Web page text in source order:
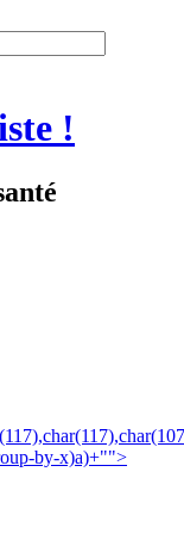
!
by-x)a)+"">